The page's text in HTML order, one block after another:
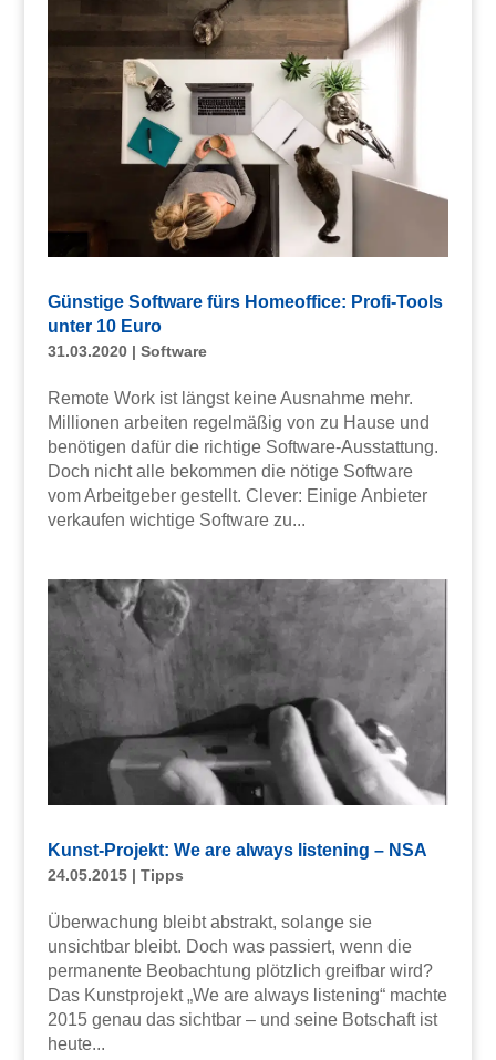
Günstige Software fürs Homeoffice: Profi-Tools
unter 10 Euro
31.03.2020| Software
Remote Work ist längst keine Ausnahme mehr.
Millionen arbeiten regelmäßig von zu Hause und
benötigen dafür die richtige Software-Ausstattung.
Doch nicht alle bekommen die nötige Software
vom Arbeitgeber gestellt. Clever: Einige Anbieter
verkaufen wichtige Software zu...
Kunst-Projekt: We are always listening – NSA
24.05.2015| Tipps
Überwachung bleibt abstrakt, solange sie
unsichtbar bleibt. Doch was passiert, wenn die
permanente Beobachtung plötzlich greifbar wird?
Das Kunstprojekt „We are always listening“ machte
2015 genau das sichtbar – und seine Botschaft ist
heute...